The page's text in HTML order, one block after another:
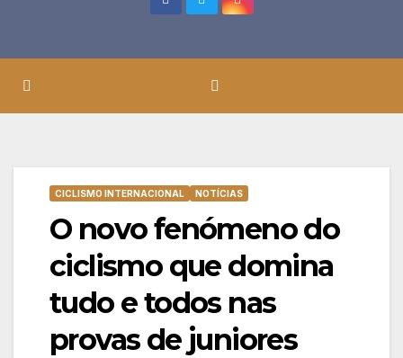
CICLISMO INTERNACIONAL NOTÍCIAS
O novo fenómeno do
ciclismo que domina
tudo e todos nas
provas de juniores